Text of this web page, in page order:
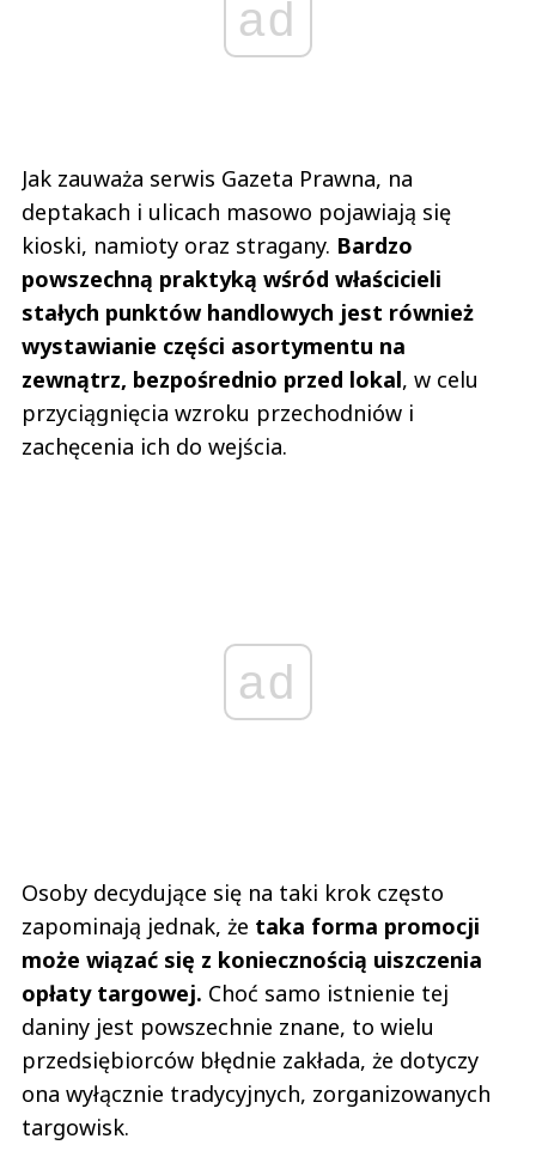
ad
Jak zauważa serwis Gazeta Prawna, na
deptakach i ulicach masowo pojawiają się
kioski, namioty oraz stragany. Bardzo
powszechną praktyką wśród właścicieli
stałych punktów handlowych jest również
wystawianie części asortymentu na
zewnątrz, bezpośrednio przed lokal, w celu
przyciągnięcia wzroku przechodniów i
zachęcenia ich do wejścia.
ad
Osoby decydujące się na taki krok często
zapominają jednak, że taka forma promocji
może wiązać się z koniecznością uiszczenia
opłaty targowej. Choć samo istnienie tej
daniny jest powszechnie znane, to wielu
przedsiębiorców błędnie zakłada, że dotyczy
ona wyłącznie tradycyjnych, zorganizowanych
targowisk.